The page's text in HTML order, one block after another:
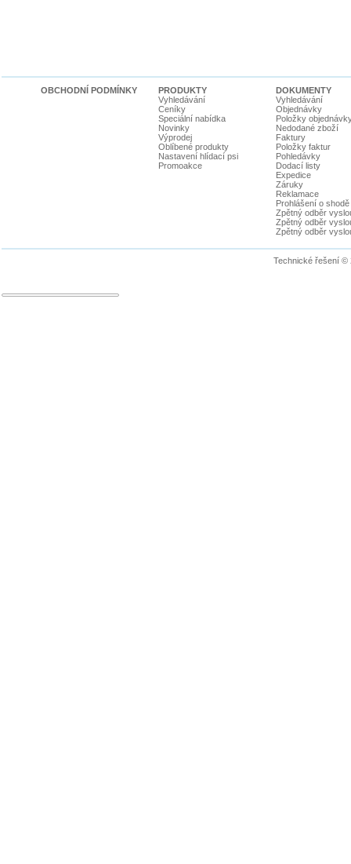
OBCHODNÍ PODMÍNKY
PRODUKTY
Vyhledávání
Ceníky
Speciální nabídka
Novinky
Výprodej
Oblíbené produkty
Nastavení hlídací psi
Promoakce
DOKUMENTY
Vyhledávání
Objednávky
Položky
Nedodané zboží
Faktury
Položky faktur
Pohledávky
Dodací listy
Expedice
Záruky
Reklamace
Prohlášení o shodě
Zpětný odběr
Zpětný odběr
Zpětný odběr
Technické řešení ©